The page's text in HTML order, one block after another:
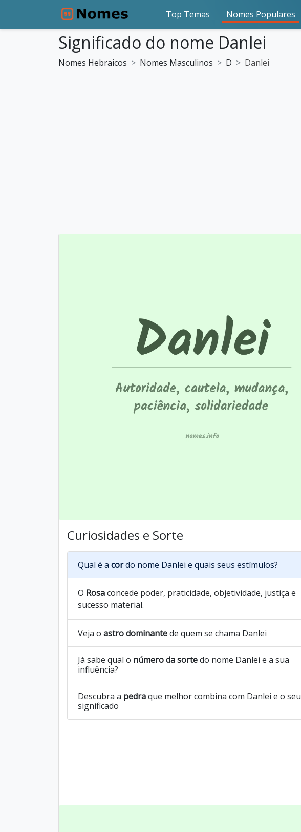
Top Temas Nomes Populares
Significado do nome Danlei
Nomes Hebraicos Nomes Masculinos D Danlei
Curiosidades e Sorte
Qual é a cordo nome Danlei e quais seus estímulos?
O Rosaconcede poder, praticidade, objetividade, justiça e
sucesso material.
Veja o astro dominantede quem se chama Danlei
Já sabe qual o número da sortedo nome Danlei e a sua
influência?
Descubra a pedraque melhor combina com Danlei e o seu
significado